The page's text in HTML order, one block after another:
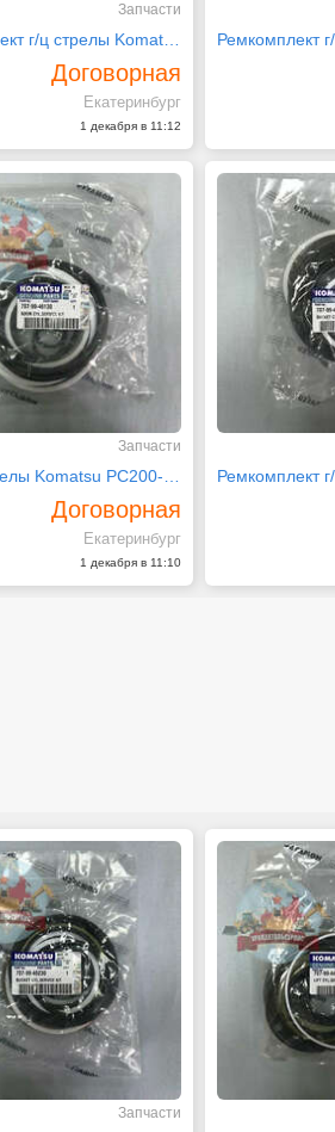
Запчасти
Договорная
Екатеринбург
1 декабря в 11:12
Запчасти
Договорная
Екатеринбург
1 декабря в 11:10
Запчасти